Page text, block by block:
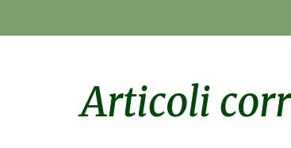
Articoli